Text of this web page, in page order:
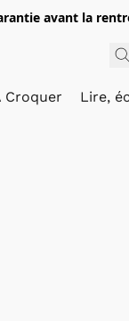
avant la
Croquer Lire,